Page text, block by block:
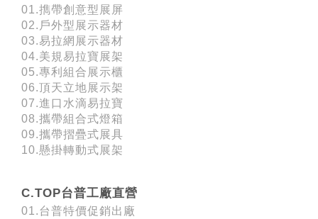
01.擕帶創意型展屏
02.戶外型展示器材
03.易拉網展示器材
04.美規易拉寶展架
05.專利組合展示櫃
06.頂天立地展示架
07.進口水滴易拉寶
08.攜帶組合式燈箱
09.攜帶摺疊式展具
10.懸掛轉動式展架
C.TOP台普工廠直營
01.台普特價促銷出廠